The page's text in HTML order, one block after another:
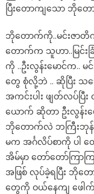
ပြီးတောကျသော ဘို
ဘိုတောက်ကို..မင်းဇာ
တောက်က သူဟာ..မြင်းခ
ကို ..ဦးလွန်းမောင်က..
တွေ စုံလို့ဘဲ .. ဆိုပြီး
အကင်းပါး ဖျတ်လပ်ပ
ယောက် ဆိုတာ ဦးလွန်း
ဘိုတောက်လဲ ဘကြီးဘုန်း
မက အင်္ဂလိပ်စာကို ပါ တ
အိမ်မှာ တော်တော်ကြာက
အဖြစ် လုပ်ခဲ့ရပြီး ဘို
တွေကို ဝယ်နေကျ ဖေ